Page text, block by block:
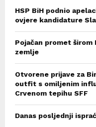
HSP BiH podnio
ovjere kandidature
Pojačan promet širom
zemlje
Otvorene prijave za
outfit s omiljenim
Crvenom tepihu SFF
Danas posljednji